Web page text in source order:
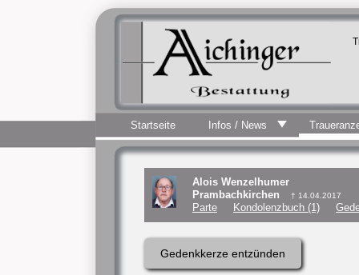
Startseite Infos / News
Alois Wenzelhumer
Prambachkirchen
† 14.04.2017
Parte Kondolenzbuch (1)
Gedenkkerze entzünden